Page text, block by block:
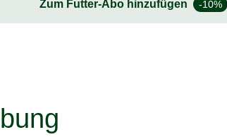
Zum Futter-Abo hinzufügen -10%